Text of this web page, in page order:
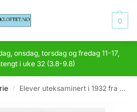
0
onsdag, torsdag og fredag 11-17,
i uke 32 (3.8-9.8)
/ Elever uteksaminert i 1932 fra Oslo Handelsgymnasium 2-årige avdeling. Festskrift utgitt til 25 års jubileet